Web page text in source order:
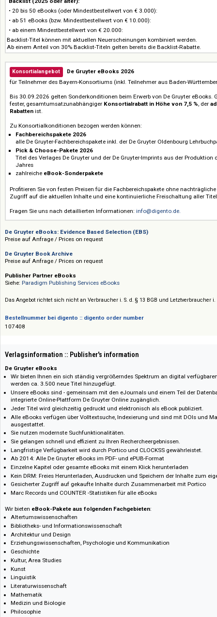
Preise auf Anfrage / Prices on request
Pick & Choose-Mengenrabatte:
Frontlist 2026:
• 20 bis 50 eBooks (oder Mindestbestellwert von € 3.000):
• ab 51 eBooks (bzw. Mindestbestellwert von € 10.000):
• ab einem Mindestbestellwert von € 15.000:
Backlist (2025 oder älter):
• 20 bis 50 eBooks (oder Mindestbestellwert von € 3.000):
• ab 51 eBooks (bzw. Mindestbestellwert von € 10.000):
• ab einem Mindestbestellwert von € 20.000:
Ab einem Anteil von 30% Backlist-Titeln gelten bereits die Backlist-
Konsortialangebot
De Gruyter eBooks 2026
für Teilnehmer des Bayern-Konsortiums (inkl. Teilnehmer aus Baden-
fester, gesamtumsatzunabhängigerKonsortialrabatt in Höhe von 7,5
Rabatten ist.
Zu Konsortialkonditionen bezogen werden können:
alle De Gruyter-Fachbereichspakete inkl. der De Gruyter Oldenbourg
Pick & Choose-Pakete 2026
Titel des Verlages De Gruyter und der De Gruyter-Imprints aus der
Jahres
Profitieren Sie von festen Preisen für die Fachbereichspakete ohne
De Gruyter Book Archive
Preise auf Anfrage / Prices on request
Publisher Partner eBooks
Siehe:Paradigm Publishing Services eBooks
Das Angebot richtet sich nicht an Verbraucher i. S. d. § 13 BGB und
Bestellnummer bei digento :: digento order number
107408
Verlagsinformation :: Publisher's information
De Gruyter eBooks
Wir bieten Ihnen ein sich ständig vergrößerndes Spektrum an digital
Unsere eBooks sind - gemeinsam mit den eJournals und einem Teil
integrierte Online-Plattform De Gruyter Online zugänglich.
Jeder Titel wird gleichzeitig gedruckt und elektronisch als eBook
Alle eBooks verfügen über Volltextsuche, Indexierung und sind mit
ausgestattet.
Sie nutzen modernste Suchfunktionalitäten.
Sie gelangen schnell und effizient zu Ihren Rechercheergebnissen.
Langfristige Verfügbarkeit wird durch Portico und CLOCKSS
Ab 2014: Alle De Gruyter eBooks im PDF- und ePUB-Format
Einzelne Kapitel oder gesamte eBooks mit einem Klick herunterladen
Kein DRM: Freies Herunterladen, Ausdrucken und Speichern der
Gesicherter Zugriff auf gekaufte Inhalte durch Zusammenarbeit mit